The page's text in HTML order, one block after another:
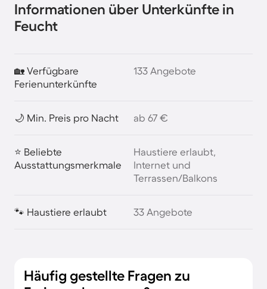
Informationen über Unterkünfte in
Feucht
🏡 Verfügbare
Ferienunterkünfte
133 Angebote
🌙 Min. Preis pro Nacht ab 67 €
⭐ Beliebte
Ausstattungsmerkmale
Haustiere erlaubt,
Internet und
Terrassen/Balkons
🐾 Haustiere erlaubt 33 Angebote
Häufig gestellte Fragen zu